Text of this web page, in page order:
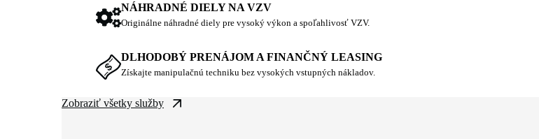
NÁHRADNÉ DIELY NA VZV
Originálne náhradné diely pre vysoký výkon a spoľahlivosť VZV.
DLHODOBÝ PRENÁJOM A FINANČNÝ LEASING
Získajte manipulačnú techniku bez vysokých vstupných nákladov.
Zobraziť všetky služby